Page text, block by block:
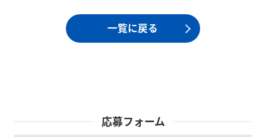
一覧に戻る
応募フォーム